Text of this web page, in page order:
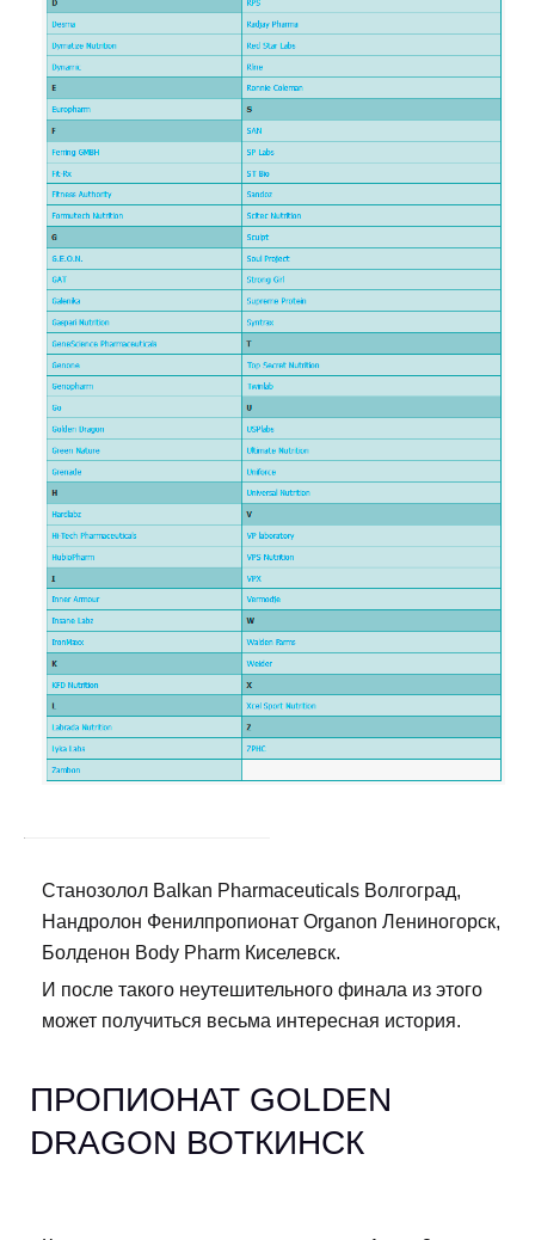
Станозолол Balkan Pharmaceuticals Волгоград,
Нандролон Фенилпропионат Organon Лениногорск,
Болденон Body Pharm Киселевск.
И после такого неутешительного финала из этого
может получиться весьма интересная история.
ПРОПИОНАТ GOLDEN
DRAGON ВОТКИНСК